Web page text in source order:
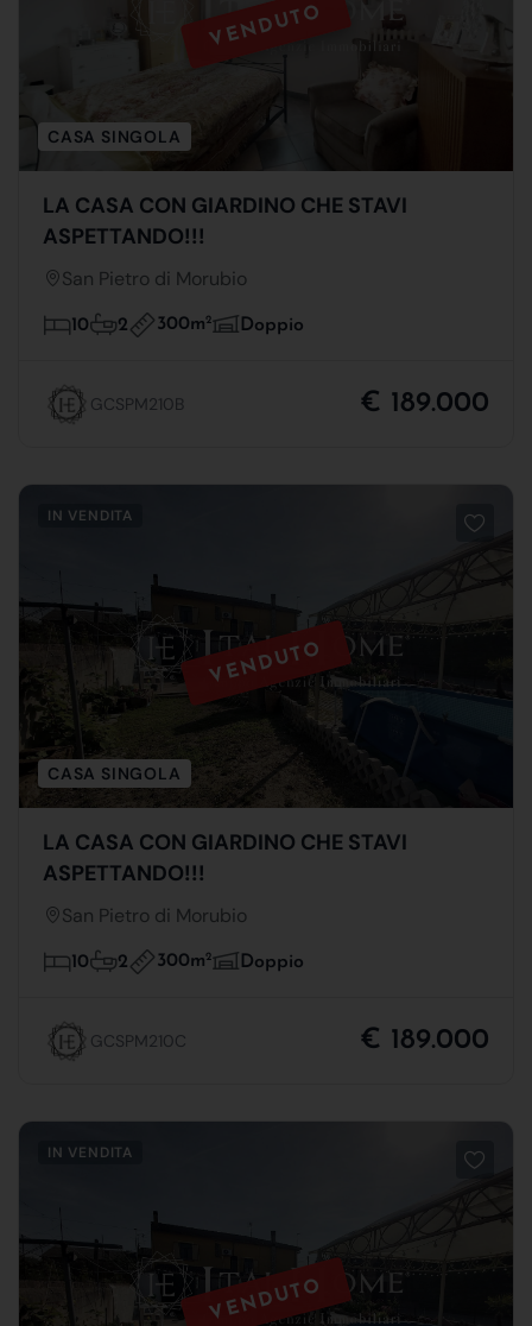
VENDUTO
CASA SINGOLA
LA CASA CON GIARDINO CHE STAVI
ASPETTANDO!!!
San Pietro di Morubio
10 2 300m2 Doppio
GCSPM210B € 189.000
VENDUTO
IN VENDITA
CASA SINGOLA
LA CASA CON GIARDINO CHE STAVI
ASPETTANDO!!!
San Pietro di Morubio
10 2 300m2 Doppio
GCSPM210C € 189.000
VENDUTO
IN VENDITA